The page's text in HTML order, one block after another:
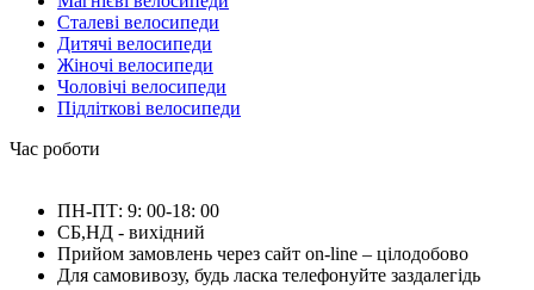
Сталеві велосипеди
Дитячі велосипеди
Жіночі велосипеди
Чоловічі велосипеди
Підліткові велосипеди
Час роботи
ПН-ПТ: 9: 00-18: 00
СБ,НД - вихідний
Прийом замовлень через сайт on-line – цілодобово
Для самовивозу, будь ласка телефонуйте заздалегідь